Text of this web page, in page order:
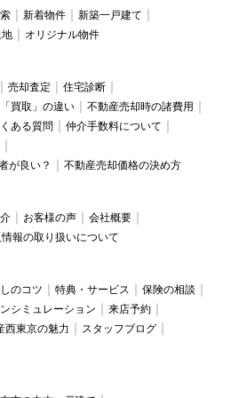
新着物件
新築一戸建て
オリジナル物件
売却査定
住宅診断
「買取」の違い
不動産売却時の諸費用
ある質問
仲介手数料について
が良い？
不動産売却価格の決め方
お客様の声
会社概要
報の取り扱いについて
のコツ 特典・サービス
保険の相談
シミュレーション
来店予約
西東京の魅力
スタッフブログ